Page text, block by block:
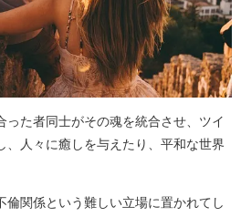
った者同士がその魂を統合させ、ツイ
、人々に癒しを与えたり、平和な世界
関係という難しい立場に置かれてし